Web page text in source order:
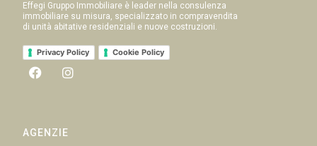
Effegi Gruppo Immobiliare è leader nella consulenza
immobiliare su misura, specializzato in compravendita
di unità abitative residenziali e nuove costruzioni.
Privacy Policy Cookie Policy
AGENZIE